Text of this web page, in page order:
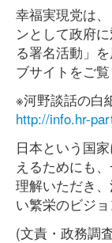
幸福実現党は
ンとして政府
る署名活動」
ブサイトをご覧
※河野談話の白
http://info.hr-
日本という国
えるためにも
理解いただき
い繁栄のビジ
(文責・政務調